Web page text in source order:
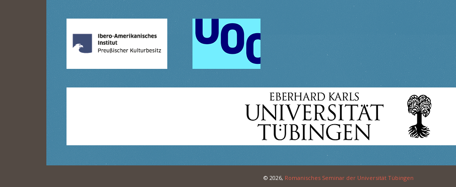
© 2026, Romanisches Seminar der Universität Tübingen